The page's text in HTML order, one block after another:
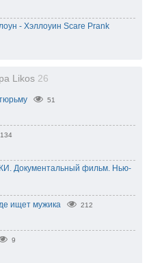
- Хэллоуин Scare Prank
Likos 26
51
Документальный фильм. Нью-
ищет мужика 212
9